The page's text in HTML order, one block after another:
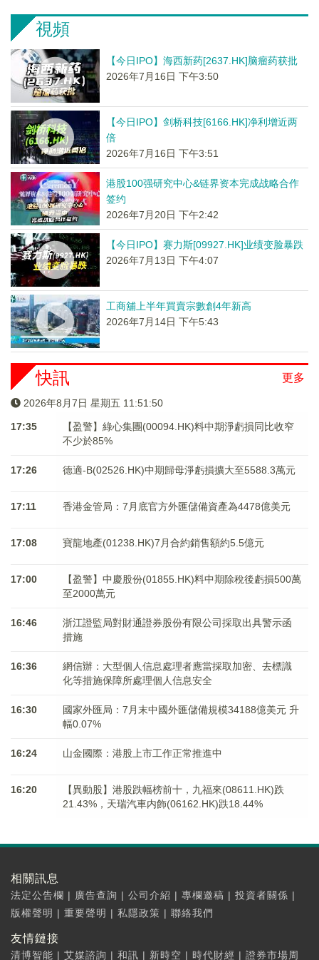
視頻
【今日IPO】海西新药[2637.HK]脑瘤药获批
2026年7月16日 下午3:50
【今日IPO】剑桥科技[6166.HK]净利增近两
倍
2026年7月16日 下午3:51
港股100强研究中心&链界资本完成战略合作
签约
2026年7月20日 下午2:42
【今日IPO】赛力斯[09927.HK]业绩变脸暴跌
2026年7月13日 下午4:07
工商舖上半年買賣宗數創4年新高
2026年7月14日 下午5:43
更多
快訊
2026年8月7日 星期五 11:51:50
17:35
【盈警】綠心集團(00094.HK)料中期淨虧損同比收窄
不少於85%
17:26 德適-B(02526.HK)中期歸母淨虧損擴大至5588.3萬元
17:11 香港金管局：7月底官方外匯儲備資產為4478億美元
17:08 寶龍地產(01238.HK)7月合約銷售額約5.5億元
17:00
【盈警】中慶股份(01855.HK)料中期除稅後虧損500萬
至2000萬元
16:46
浙江證監局對財通證券股份有限公司採取出具警示函
措施
16:36
網信辦：大型個人信息處理者應當採取加密、去標識
化等措施保障所處理個人信息安全
16:30
國家外匯局：7月末中國外匯儲備規模34188億美元 升
幅0.07%
16:24 山金國際：港股上市工作正常推進中
16:20
【異動股】港股跌幅榜前十，九福來(08611.HK)跌
21.43%，天瑞汽車内飾(06162.HK)跌18.44%
相關訊息
法定公告欄 | 廣告查詢 | 公司介紹 | 專欄邀稿 | 投資者關係 |
版權聲明 | 重要聲明 | 私隱政策 | 聯絡我們
友情鏈接
清博智能 | 艾媒諮詢 | 和訊 | 新時空 | 時代財經 | 證券市場周